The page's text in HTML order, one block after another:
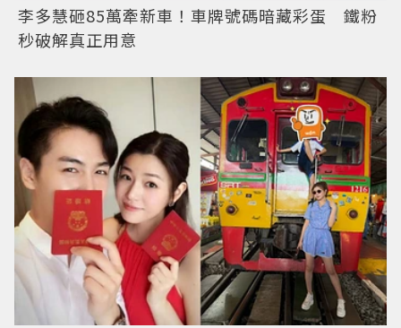
李多慧砸85萬牽新車！車牌號碼暗藏彩蛋 鐵粉
秒破解真正用意